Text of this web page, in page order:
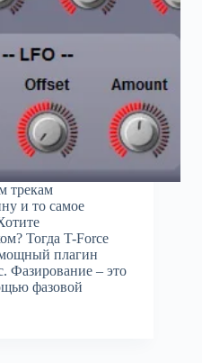
трекам
и то самое
Тогда T-Force
мощный плагин
Фазирование – это
фазовой